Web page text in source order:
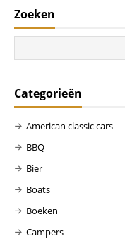
Zoeken
Categorieën
American classic cars
BBQ
Bier
Boats
Boeken
Campers